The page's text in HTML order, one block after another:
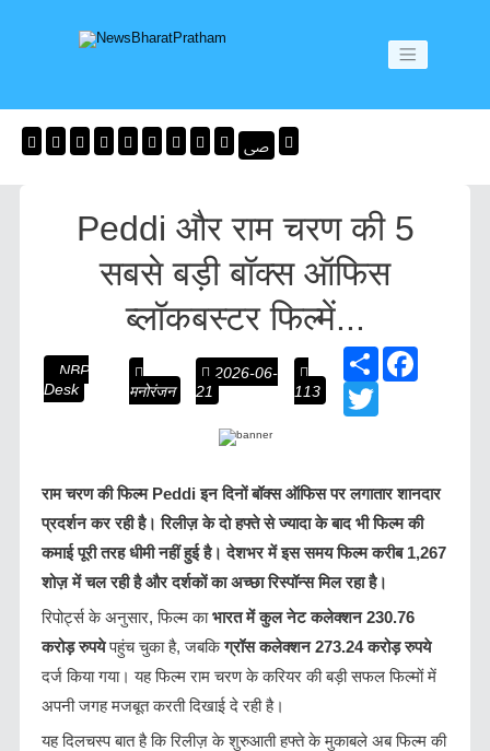
Peddi और राम चरण की 5
सबसे बड़ी बॉक्स ऑफिस
ब्लॉकबस्टर फिल्में...
NBP
Desk
मनोरंजन
2026-06-
21
113
r
राम चरण की फिल्म Peddi इन दिनों बॉक्स ऑफिस पर लगातार शानदार
प्रदर्शन कर रही है। रिलीज़ के दो हफ्ते से ज्यादा के बाद भी फिल्म की
कमाई पूरी तरह धीमी नहीं हुई है। देशभर में इस समय फिल्म करीब 1,267
शोज़ में चल रही है और दर्शकों का अच्छा रिस्पॉन्स मिल रहा है।
रिपोर्ट्स के अनुसार, फिल्म काभारत में कुल नेट कलेक्शन230.76
करोड़ रुपयेपहुंच चुका है, जबकिग्रॉस कलेक्शन273.24करोड़ रुपये
दर्ज किया गया। यह फिल्म राम चरण के करियर की बड़ी सफल फिल्मों में
अपनी जगह मजबूत करती दिखाई दे रही है।
यह दिलचस्प बात है कि रिलीज़ के शुरुआती हफ्ते के मुकाबले अब फिल्म की